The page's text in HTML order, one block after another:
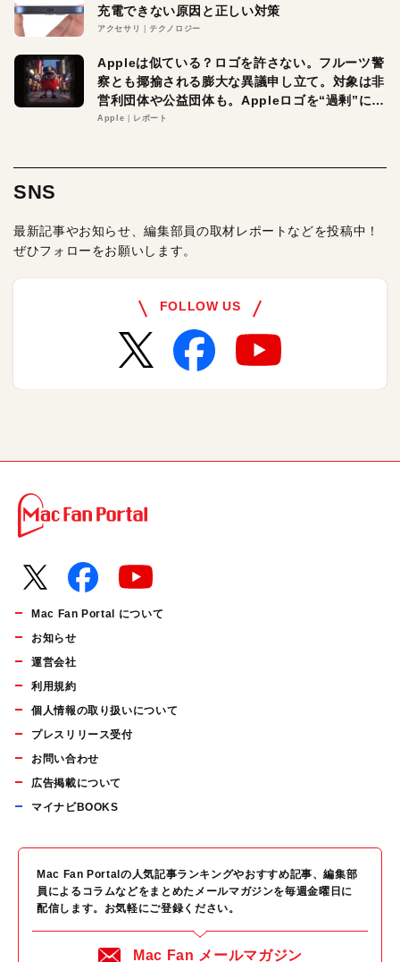
充電できない原因と正しい対策
アクセサリ テクノロジー
Appleは似ている？ロゴを許さない。フルーツ警
察とも揶揄される膨大な異議申し立て。対象は非
営利団体や公益団体も。Appleロゴを“過剰”に守
る理由とは
Apple レポート
SNS
最新記事やお知らせ、編集部員の取材レポートなどを投稿中！
ぜひフォローをお願いします。
FOLLOW US
Mac Fan Portal について
お知らせ
運営会社
利用規約
個人情報の取り扱いについて
プレスリリース受付
お問い合わせ
広告掲載について
マイナビBOOKS
Mac Fan Portalの人気記事ランキングやおすすめ記事、編集部
員によるコラムなどをまとめたメールマガジンを毎週金曜日に
配信します。お気軽にご登録ください。
Mac Fan メールマガジン